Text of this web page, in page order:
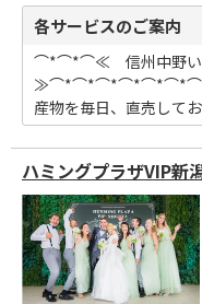
各サービスのご案内
⌒*⌒*⌒≪ 信州中野い
産物を毎日、直売して
ハミングプラザVIP新